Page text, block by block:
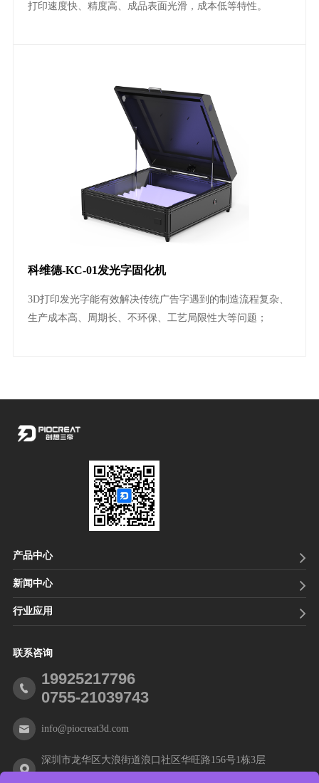
打印速度快、精度高、成品表面光滑，成本低等特性。
科维德-KC-01发光字固化机
3D打印发光字能有效解决传统广告字遇到的制造流程复杂、
生产成本高、周期长、不环保、工艺局限性大等问题；
产品中心
新闻中心
行业应用
联系咨询
19925217796
0755-21039743
info@piocreat3d.com
深圳市龙华区大浪街道浪口社区华旺路156号1栋3层